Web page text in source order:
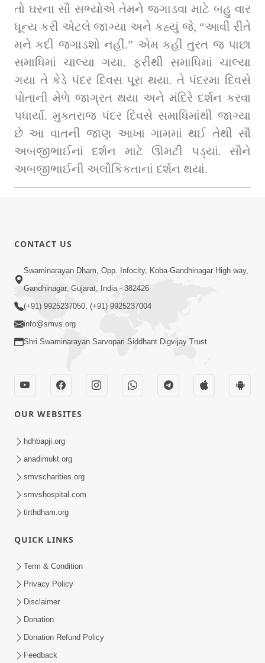
તો ઘરના સૌ સભ્યોએ તેમને જગાડવા માટે બહુ વાર
ધૂન્ય કરી એટલે જાગ્યા અને કહ્યું જે, “આવી રીતે
મને કદી જગાડશો નહીં.” એમ કહી તુરત જ પાછા
સમાધિમાં ચાલ્યા ગયા. ફરીથી સમાધિમાં ચાલ્યા
ગયા તે કેડે પંદર દિવસ પૂરા થયા. તે પંદરમા દિવસે
પોતાની મેળે જાગ્રત થયા અને મંદિરે દર્શન કરવા
પધાર્યા. મુક્તરાજ પંદર દિવસે સમાધિમાંથી જાગ્યા
છે આ વાતની જાણ આખા ગામમાં થઈ તેથી સૌ
અબજીભાઈનાં દર્શન માટે ઊમટી પડ્યાં. સૌને
અબજીભાઈની અલૌકિકતાનાં દર્શન થયાં.
CONTACT US
Swaminarayan Dham, Opp. Infocity, Koba-Gandhinagar High way,
Gandhinagar, Gujarat, India - 382426
(+91) 9925237050, (+91) 9925237004
info@smvs.org
Shri Swaminarayan Sarvopari Siddhant Digvijay Trust
OUR WEBSITES
hdhbapji.org
anadimukt.org
smvscharities.org
smvshospital.com
tirthdham.org
QUICK LINKS
Term & Condition
Privacy Policy
Disclaimer
Donation
Donation Refund Policy
Feedback